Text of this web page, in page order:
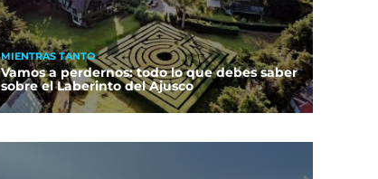
MIENTRAS TANTO
Vamos a perdernos: todo lo que debes saber
sobre el Laberinto del Ajusco